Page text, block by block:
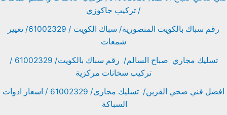
/ تركيب جاكوزي
رقم سباك بالكويت المنصورية/ سباك الكويت / 61002329/ تغيير
شمعات
تسليك مجاري صباح السالم/ رقم سباك بالكويت/ 61002329 /
تركيب سخانات مركزية
افضل فني صحي القرين/ تسليك مجارى/ 61002329 / اسعار ادوات
السباكة